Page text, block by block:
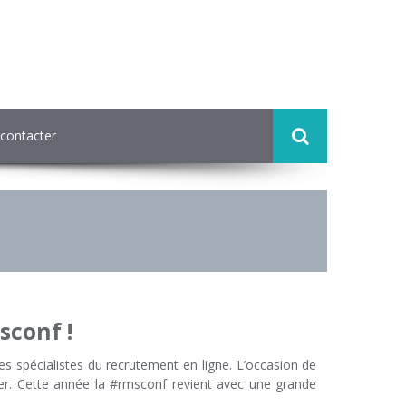
!
du recrutement en ligne. L’occasion de
Cette année la #rmsconf revient avec une grande